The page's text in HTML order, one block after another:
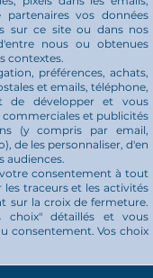
La vie au quotidien
Nos activités
Actualités
vos données
sur ce site ou dans nos
nous ou obtenues
contextes.
préférences, achats,
et emails, téléphone,
de développer et vous
commerciales et publicités
(y compris par email,
de les personnaliser, d'en
audiences.
consentement à tout
traceurs et les activités
sur la croix de fermeture.
choix" détaillés et vous
consentement. Vos choix